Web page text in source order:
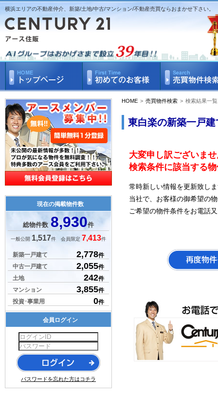
横浜エリアの不動産仲介、新築/土地/中古/マンション/不動産売買ならおまかせ下さい。
HOME > 売買物件検索 > 検索結果一覧
東白楽の新築一戸
大変申し訳ございま
検索条件に該当する
常時新しい情報を更新致し
当社で、お客様の御希望の
ご希望の物件条件をお電話
現在の掲載物件数
総物件数 8,930件
一般公開 1,517件 会員限定 7,413件
新築一戸建て 2,778件
中古一戸建て
2,055件
土地
242件
マンション
3,855件
投資･事業用
0件
会員ログイン
パスワードを忘れた方はコチラ